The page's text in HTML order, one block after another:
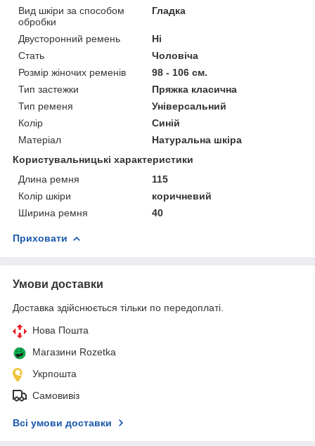
Вид шкіри за способом
обробки
Гладка
Двусторонний ремень
Ні
Стать
Чоловіча
Розмір жіночих ременів
98 - 106 см.
Тип застежки
Пряжка класична
Тип ременя
Універсальний
Колір
Синій
Матеріал
Натуральна шкіра
Користувальницькі характеристики
Длина ремня
115
Колір шкіри
коричневий
Ширина ремня
40
Приховати
Умови доставки
Доставка здійснюється тільки по передоплаті.
Нова Пошта
Магазини Rozetka
Укрпошта
Самовивіз
Всі умови доставки